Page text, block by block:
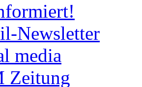
Newsletter
media
Zeitung